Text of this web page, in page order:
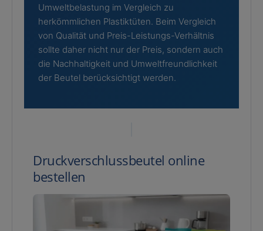
Umweltbelastung im Vergleich zu
herkömmlichen Plastiktüten. Beim Vergleich
von Qualität und Preis-Leistungs-Verhältnis
sollte daher nicht nur der Preis, sondern auch
die Nachhaltigkeit und Umweltfreundlichkeit
der Beutel berücksichtigt werden.
Druckverschlussbeutel online
bestellen